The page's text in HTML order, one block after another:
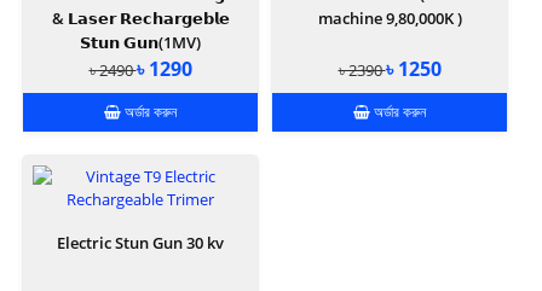
& 𝗟𝗮𝘀𝗲𝗿 𝗥𝗲𝗰𝗵𝗮𝗿𝗴𝗲𝗯𝗹𝗲
𝗦𝘁𝘂𝗻 𝗚𝘂𝗻(1MV)
৳ 2490৳ 1290
অর্ডার করুন
machine 9,80,000K )
৳ 2390৳ 1250
অর্ডার করুন
Electric Stun Gun 30 kv